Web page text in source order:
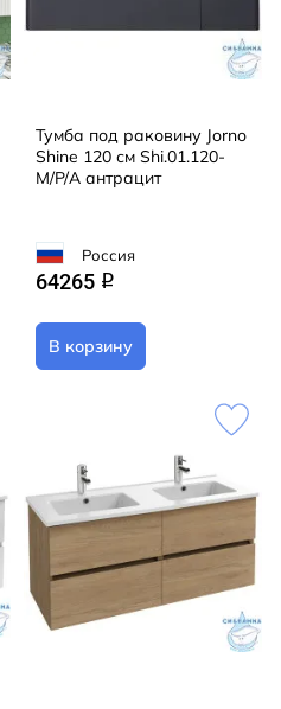
Тумба под раковину Jorno
Shine 120 см Shi.01.120-
M/P/A антрацит
Россия
64265 q
В корзину